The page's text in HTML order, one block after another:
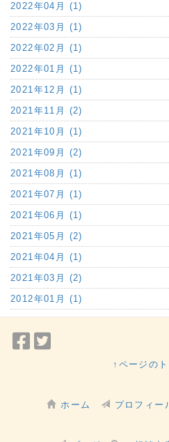
2022年04月 (1)
2022年03月 (1)
2022年02月 (1)
2022年01月 (1)
2021年12月 (1)
2021年11月 (2)
2021年10月 (1)
2021年09月 (2)
2021年08月 (1)
2021年07月 (1)
2021年06月 (1)
2021年05月 (2)
2021年04月 (1)
2021年03月 (2)
2012年01月 (1)
Facebook
ェ
↑ページの
ホーム プロフィー